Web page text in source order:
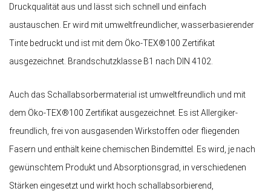
Druckqualität aus und lässt sich schnell und einfach
austauschen. Er wird mit umweltfreundlicher, wasserbasierender
Tinte bedruckt und ist mit dem Öko-TEX®100 Zertifikat
ausgezeichnet. Brandschutzklasse B1 nach DIN 4102.
Auch das Schallabsorbermaterial ist umweltfreundlich und mit
dem Öko-TEX®100 Zertifikat ausgezeichnet. Es ist Allergiker-
freundlich, frei von ausgasenden Wirkstoffen oder fliegenden
Fasern und enthält keine chemischen Bindemittel. Es wird, je nach
gewünschtem Produkt und Absorptionsgrad, in verschiedenen
Stärken eingesetzt und wirkt hoch schallabsorbierend,